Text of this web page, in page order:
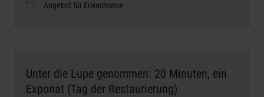
Angebot für Erwachsene
Unter die Lupe genommen: 20 Minuten, ein
Exponat (Tag der Restaurierung)